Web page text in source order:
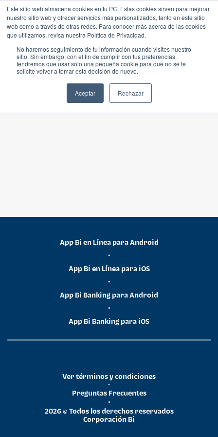
Este sitio web almacena cookies en tu PC. Estas cookies sirven para mejorar
nuestro sitio web y ofrecer servicios más personalizados, tanto en este sitio
web como a través de otras redes. Para conocer más acerca de las cookies
que utilizamos, revisa nuestra Política de Privacidad.
No haremos seguimiento de tu información cuando visites nuestro
sitio. Sin embargo, con el fin de cumplir con tus preferencias,
tendremos que usar solo una pequeña cookie para que no se te
solicite volver a tomar esta decisión de nuevo.
Aceptar Rechazar
App Bi en Línea para Android
•
App Bi en Línea para iOS
•
App Bi Banking para Android
•
App Bi Banking para iOS
2026 © Todos los derechos reservados
Corporación Bi
•
Preguntas Frecuentes
•
Ver términos y condiciones